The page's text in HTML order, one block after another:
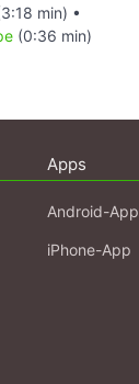
min) •
(0:36 min)
Apps
Android-App
iPhone-App